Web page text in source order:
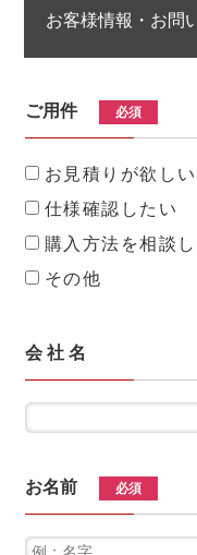
お客様情報・お問
ご用件 必須
お見積りが欲しい
仕様確認したい
購入方法を相談
その他
会 社 名
お名前 必須